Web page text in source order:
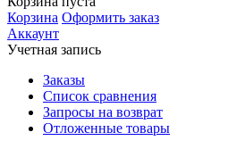
Корзина Оформить заказ
Аккаунт
Учетная запись
Заказы
Список сравнения
Запросы на возврат
Отложенные товары